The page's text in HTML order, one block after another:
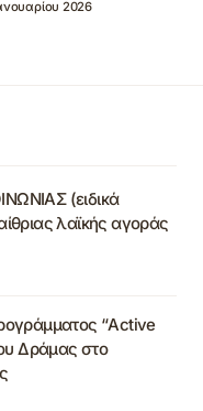
2026
(ειδικά
λαϊκής αγοράς
“Active
Δράμας στο